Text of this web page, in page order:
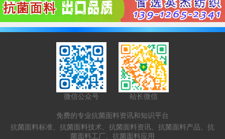
微信公众号 站长微信
免费的专业抗菌面料资讯和知识平台
抗菌面料标准、抗菌面料技术、抗菌面料资讯、抗菌面料产品、抗
菌面料工厂、抗菌面料应用